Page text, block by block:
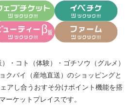
・ コト（体験） ・ ゴチソウ（グルメ）
クバイ（産地直送） のショッピングと
アし合う おすそ分けポイント機能を搭
ーケットプレイスです。